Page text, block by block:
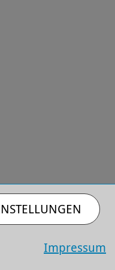
Impressum